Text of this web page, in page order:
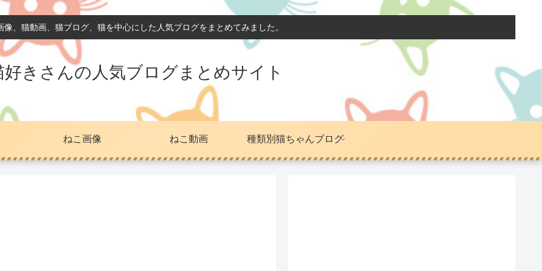
像、猫動画、猫ブログ、猫を中心にした人気ブログをまとめてみました。
好きさんの人気ブログまとめサイト
ねこ画像 ねこ動画 種類別猫ちゃんブログ